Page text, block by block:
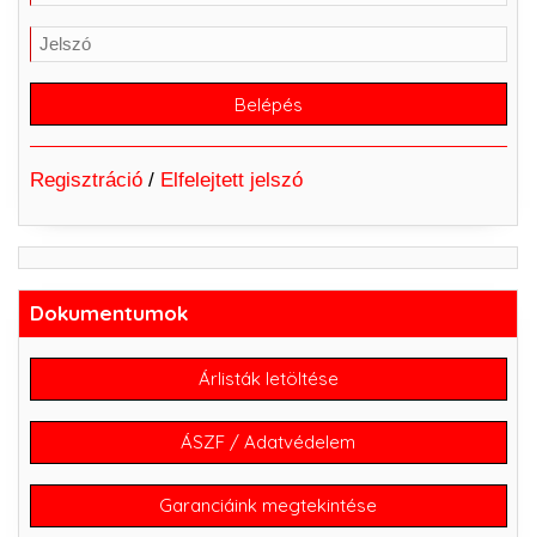
Regisztráció/ Elfelejtett jelszó
Dokumentumok
Árlisták letöltése
ÁSZF / Adatvédelem
Garanciáink megtekintése